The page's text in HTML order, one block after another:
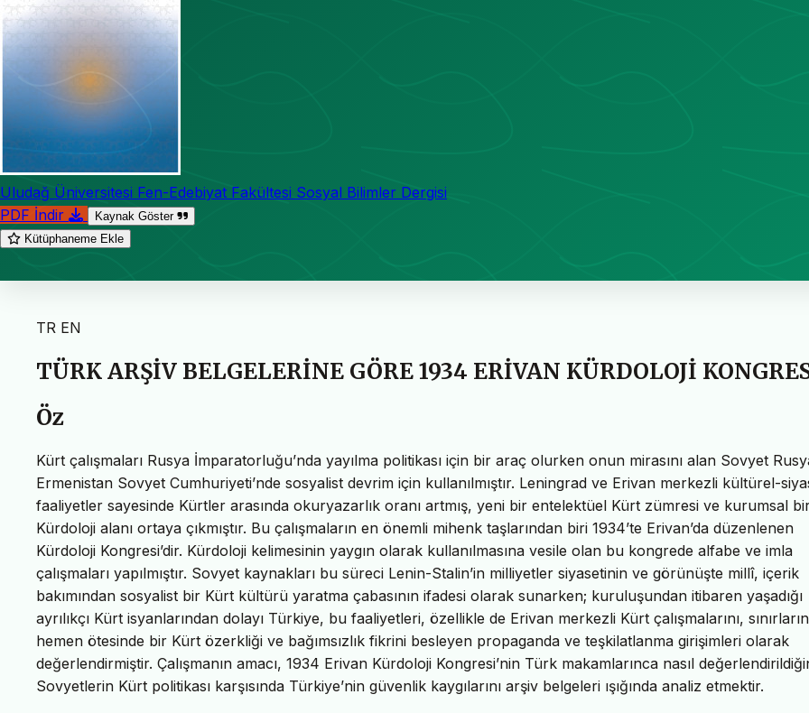
Uludağ Üniversitesi Fen-Edebiyat Fakültesi Sosyal Bilimler Dergisi
PDF İndir
Kaynak Göster
Kütüphaneme Ekle
TR EN
TÜRK ARŞİV BELGELERİNE GÖRE 1934 ERİVAN KÜRDOLOJİ
Öz
Kürt çalışmaları Rusya İmparatorluğu’nda yayılma politikası için bir araç olurken onun mirasını alan Sovyet
Ermenistan Sovyet Cumhuriyeti’nde sosyalist devrim için kullanılmıştır. Leningrad ve Erivan merkezli kültürel-
faaliyetler sayesinde Kürtler arasında okuryazarlık oranı artmış, yeni bir entelektüel Kürt zümresi ve kurumsal
Kürdoloji alanı ortaya çıkmıştır. Bu çalışmaların en önemli mihenk taşlarından biri 1934’te Erivan’da düzenlenen
Kürdoloji Kongresi’dir. Kürdoloji kelimesinin yaygın olarak kullanılmasına vesile olan bu kongrede alfabe ve imla
çalışmaları yapılmıştır. Sovyet kaynakları bu süreci Lenin-Stalin’in milliyetler siyasetinin ve görünüşte millî, içerik
bakımından sosyalist bir Kürt kültürü yaratma çabasının ifadesi olarak sunarken; kuruluşundan itibaren yaşadığı
ayrılıkçı Kürt isyanlarından dolayı Türkiye, bu faaliyetleri, özellikle de Erivan merkezli Kürt çalışmalarını,
hemen ötesinde bir Kürt özerkliği ve bağımsızlık fikrini besleyen propaganda ve teşkilatlanma girişimleri olarak
değerlendirmiştir. Çalışmanın amacı, 1934 Erivan Kürdoloji Kongresi’nin Türk makamlarınca nasıl
Sovyetlerin Kürt politikası karşısında Türkiye’nin güvenlik kaygılarını arşiv belgeleri ışığında analiz etmektir.